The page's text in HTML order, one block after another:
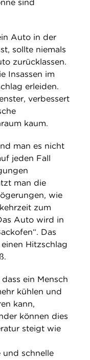
sind
Auto in der
sollte niemals
zurücklassen.
Insassen im
erleiden.
verbessert
kaum.
man es nicht
jeden Fall
man die
wie
zum
Auto wird in
Das
Hitzschlag
ein Mensch
kühlen und
kann,
können dies
steigt wie
und schnelle